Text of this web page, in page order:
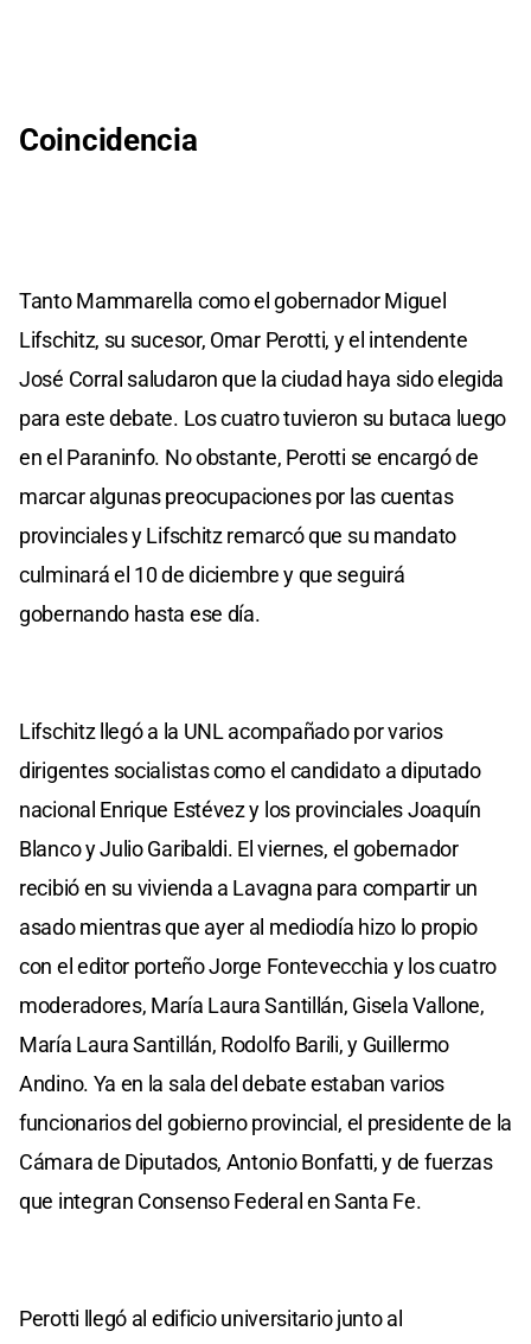
Coincidencia
Tanto Mammarella como el gobernador Miguel
Lifschitz, su sucesor, Omar Perotti, y el intendente
José Corral saludaron que la ciudad haya sido elegida
para este debate. Los cuatro tuvieron su butaca luego
en el Paraninfo. No obstante, Perotti se encargó de
marcar algunas preocupaciones por las cuentas
provinciales y Lifschitz remarcó que su mandato
culminará el 10 de diciembre y que seguirá
gobernando hasta ese día.
Lifschitz llegó a la UNL acompañado por varios
dirigentes socialistas como el candidato a diputado
nacional Enrique Estévez y los provinciales Joaquín
Blanco y Julio Garibaldi. El viernes, el gobernador
recibió en su vivienda a Lavagna para compartir un
asado mientras que ayer al mediodía hizo lo propio
con el editor porteño Jorge Fontevecchia y los cuatro
moderadores, María Laura Santillán, Gisela Vallone,
María Laura Santillán, Rodolfo Barili, y Guillermo
Andino. Ya en la sala del debate estaban varios
funcionarios del gobierno provincial, el presidente de la
Cámara de Diputados, Antonio Bonfatti, y de fuerzas
que integran Consenso Federal en Santa Fe.
Perotti llegó al edificio universitario junto al